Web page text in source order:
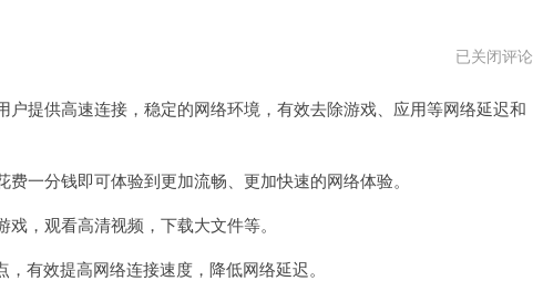
uu
器
已关闭评论
提供高速连接，稳定的网络环境，有效去除游戏、应用等网络延迟和
一分钱即可体验到更加流畅、更加快速的网络体验。
，观看高清视频，下载大文件等。
有效提高网络连接速度，降低网络延迟。